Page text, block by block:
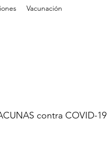
Vacunación
contra COVID-19